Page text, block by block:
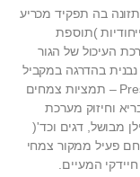
בה תפקיד מכריע
)תוספת
העיכול של הגור
נבנית בהדרגה במקביל
למעבר הגור מחלב למזון מוצק. הנוסחה של Prestige – תמציות צמחים
וחיזוק מערכת
מבושל, דגים וכד'(
פעיל ממקור צמחי
המעיים.